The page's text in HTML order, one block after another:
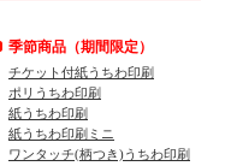
季節商品（期間限定）
チケット付紙うちわ印刷
ポリうちわ印刷
紙うちわ印刷
紙うちわ印刷ミニ
ワンタッチ(柄つき)うちわ印刷